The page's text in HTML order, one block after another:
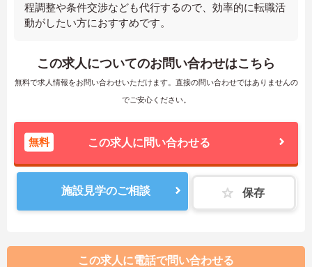
程調整や条件交渉なども代行するので、効率的に転職活
動がしたい方におすすめです。
この求人についてのお問い合わせはこちら
無料で求人情報をお問い合わせいただけます。直接の問い合わせではありませんの
でご安心ください。
無料 この求人に問い合わせる
施設見学のご相談 保存
この求人に電話で問い合わせる